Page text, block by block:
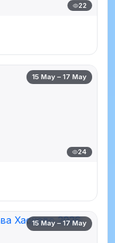
22
15 May – 17 May
24
15 May – 17 May